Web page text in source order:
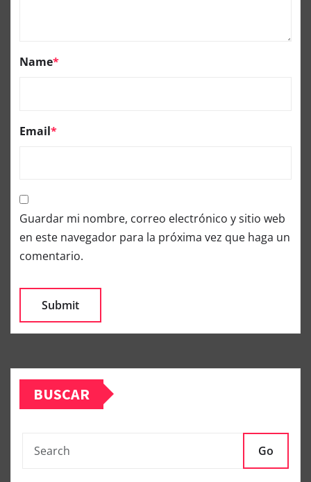
Name*
Email*
Guardar mi nombre, correo electrónico y sitio web
en este navegador para la próxima vez que haga un
comentario.
BUSCAR
Go